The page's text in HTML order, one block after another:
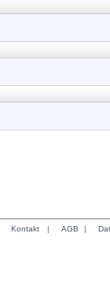
Kontakt | AGB |